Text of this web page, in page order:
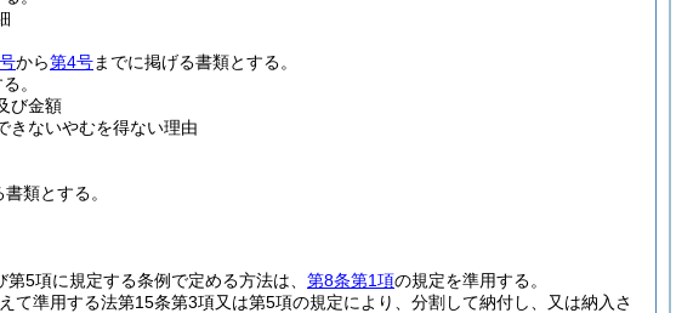
から第4号までに掲げる書類とする。
。
び金額
きないやむを得ない理由
類とする。
5項に規定する条例で定める方法は、 第8条第1項の規定を準用する。
て準用する法第15条第3項又は第5項の規定により、分割して納付し、又は納入さ